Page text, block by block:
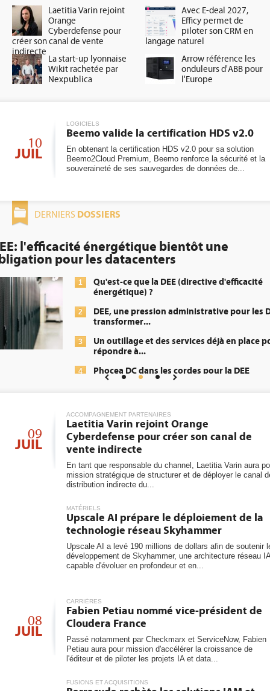
Laetitia Varin rejoint
Orange
Cyberdefense pour
créer son canal de vente
indirecte
Avec E-deal 2027,
Efficy permet de
piloter son CRM en
langage naturel
La start-up lyonnaise
Wikit rachetée par
Nexpublica
Arrow référence les
onduleurs d'ABB pour
l'Europe
10
JUIL
LOGICIELS
Beemo valide la certification HDS v2.0
En obtenant la certification HDS v2.0 pour sa solution
Beemo2Cloud Premium, Beemo renforce la sécurité et la
souveraineté de ses sauvegardes de données de...
DERNIERS DOSSIERS
l'efficacité énergétique bientôt une
pour les datacenters
1
Qu'est-ce que la DEE (directive d'efficacité
énergétique) ?
2
DEE, une pression administrative pour les
transformer...
3
Un outillage et des services déjà en place
répondre à...
4 Phocea DC dans les cordes pour la DEE
Trimestriels IBM : L'activité logicielle
les...
09
JUIL
ACCOMPAGNEMENT PARTENAIRES
Laetitia Varin rejoint Orange
Cyberdefense pour créer son canal de
vente indirecte
En tant que responsable du channel, Laetitia Varin aura
mission stratégique de structurer et de déployer le canal
distribution indirecte du...
MATÉRIELS
Upscale AI prépare le déploiement de la
technologie réseau Skyhammer
Upscale AI a levé 190 millions de dollars afin de soutenir
développement de Skyhammer, une architecture réseau IA
capable d'évoluer en profondeur et en...
08
JUIL
CARRIÈRES
Fabien Petiau nommé vice-président de
Cloudera France
Passé notamment par Checkmarx et ServiceNow, Fabien
Petiau aura pour mission d'accélérer la croissance de
l'éditeur et de piloter les projets IA et data...
FUSIONS ET ACQUISITIONS